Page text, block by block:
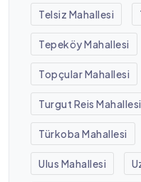
Telsiz Mahallesi
Tepeköy Mahallesi
Topçular Mahallesi
Turgut Reis Mahallesi
Türkoba Mahallesi
Ulus Mahallesi